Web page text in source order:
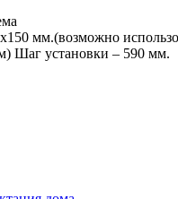
мм.(возможно
Шаг установки – 590 мм.